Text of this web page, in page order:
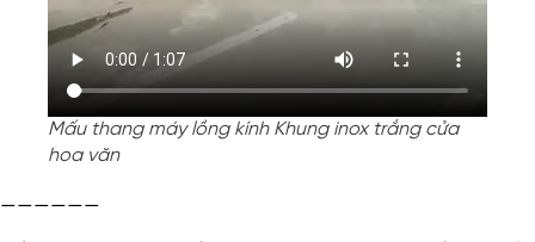
Mấu thang máy lồng kính Khung inox trắng cửa
hoa văn
——————